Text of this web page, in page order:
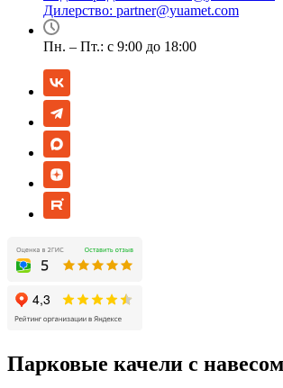
Дилерство: partner@yuamet.com
Пн. – Пт.: с 9:00 до 18:00
Парковые качели с навесом